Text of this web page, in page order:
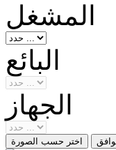
المشغل
البائع
الجهاز